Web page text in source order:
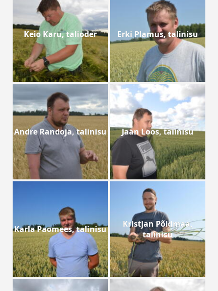
Keio Karu, talioder Erki Plamus, talinisu
Andre Randoja, talinisu Jaan Loos, talinisu
Karla Paomees, talinisu
Kristjan Põldmaa,
talinisu